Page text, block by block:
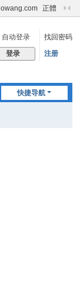
正體
切
到
自动登录
找回密码
登录 注册
快捷导航